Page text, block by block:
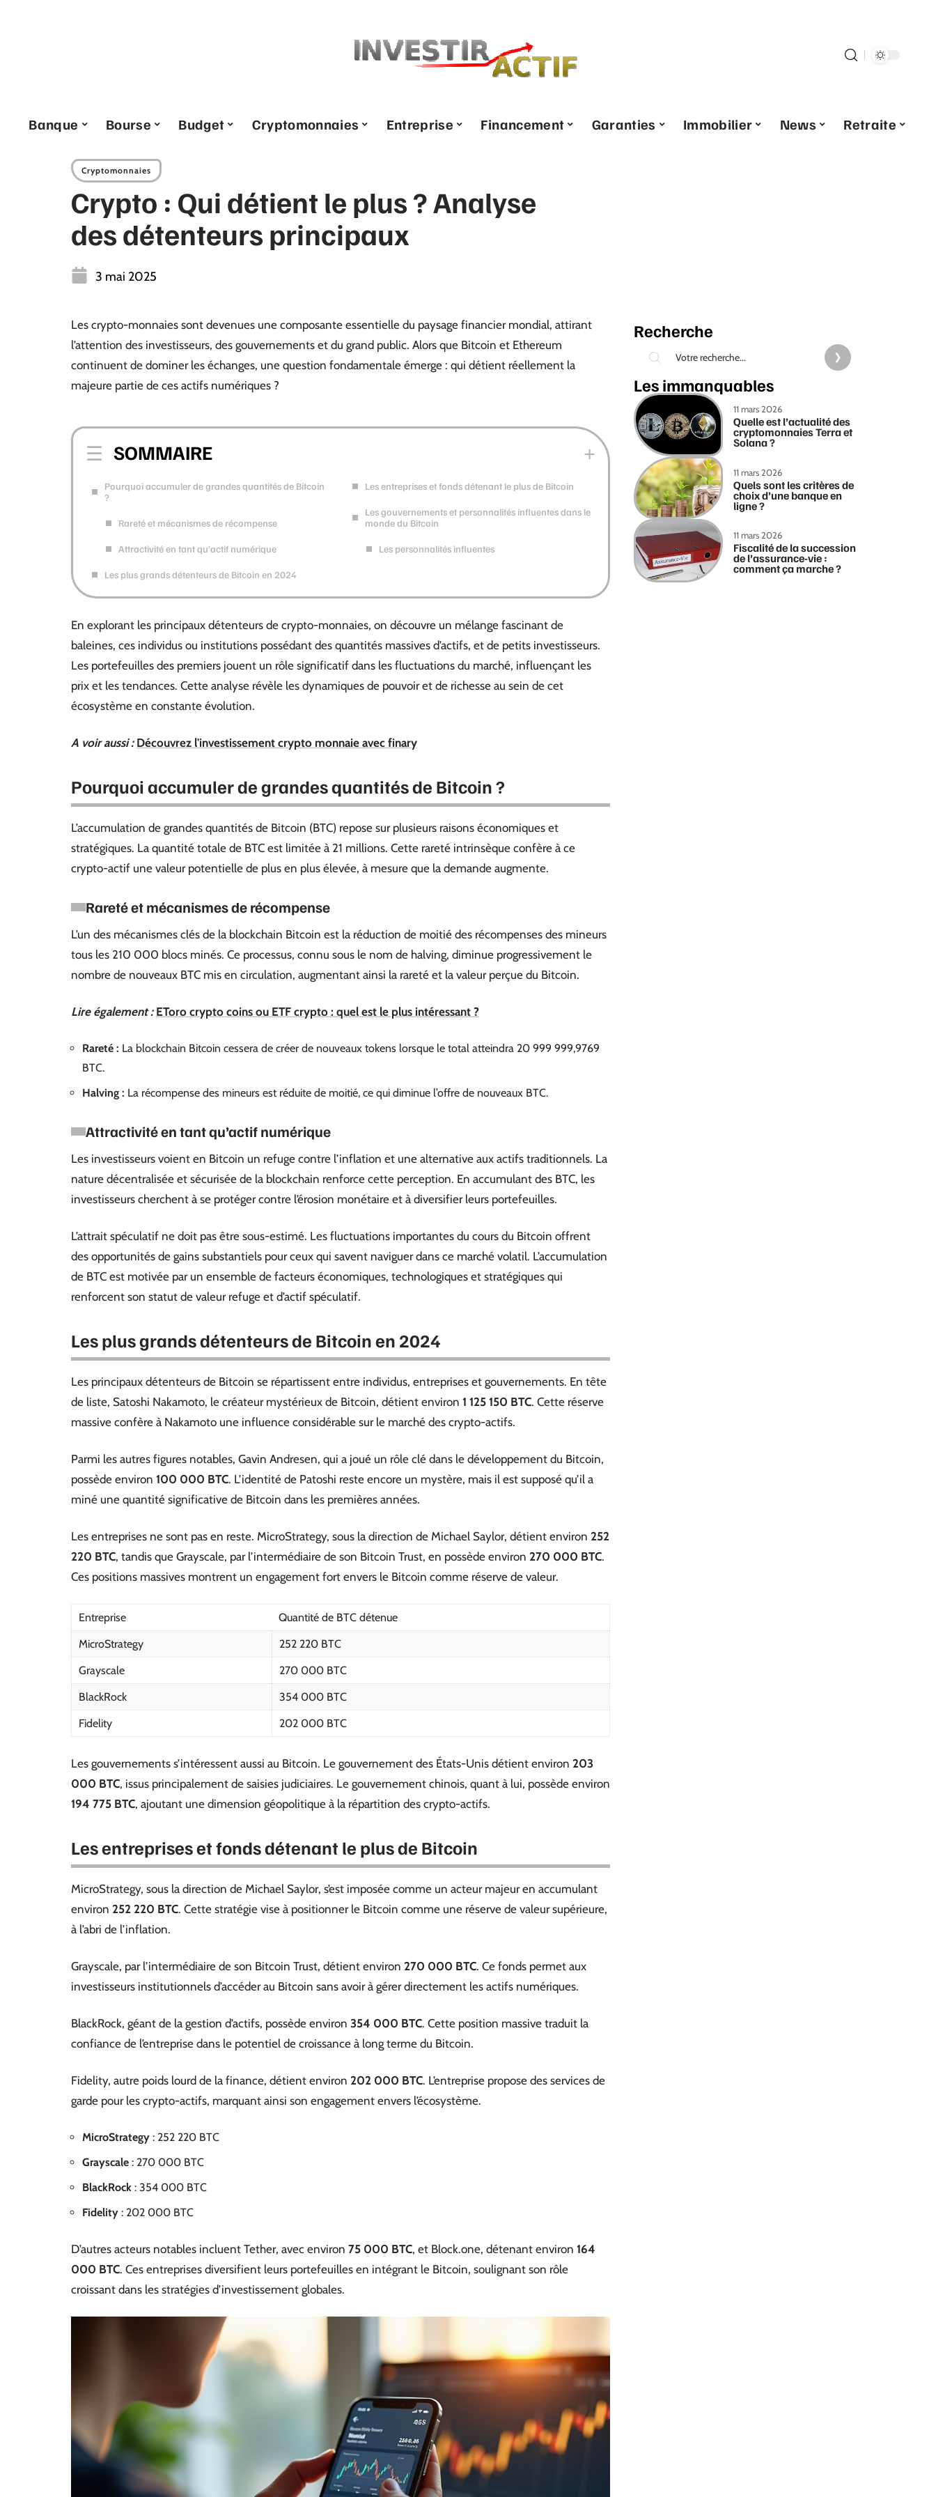
Banque Bourse Budget Cryptomonnaies Entreprise Financement Garanties Immobilier News Retraite
Cryptomonnaies
Crypto : Qui détient le plus ? Analyse
des détenteurs principaux
3 mai 2025
Les crypto-monnaies sont devenues une composante essentielle du paysage financier mondial, attirant
l’attention des investisseurs, des gouvernements et du grand public. Alors que Bitcoin et Ethereum
continuent de dominer les échanges, une question fondamentale émerge : qui détient réellement la
majeure partie de ces actifs numériques ?
SOMMAIRE
Pourquoi accumuler de grandes quantités de Bitcoin
?
Rareté et mécanismes de récompense
Attractivité en tant qu’actif numérique
Les plus grands détenteurs de Bitcoin en 2024
Les entreprises et fonds détenant le plus de Bitcoin
Les gouvernements et personnalités influentes dans le
monde du Bitcoin
Les personnalités influentes
En explorant les principaux détenteurs de crypto-monnaies, on découvre un mélange fascinant de
baleines, ces individus ou institutions possédant des quantités massives d’actifs, et de petits investisseurs.
Les portefeuilles des premiers jouent un rôle significatif dans les fluctuations du marché, influençant les
prix et les tendances. Cette analyse révèle les dynamiques de pouvoir et de richesse au sein de cet
écosystème en constante évolution.
A voir aussi : Découvrez l'investissement crypto monnaie avec finary
Pourquoi accumuler de grandes quantités de Bitcoin ?
L’accumulation de grandes quantités de Bitcoin (BTC) repose sur plusieurs raisons économiques et
stratégiques. La quantité totale de BTC est limitée à 21 millions. Cette rareté intrinsèque confère à ce
crypto-actif une valeur potentielle de plus en plus élevée, à mesure que la demande augmente.
Rareté et mécanismes de récompense
L’un des mécanismes clés de la blockchain Bitcoin est la réduction de moitié des récompenses des mineurs
tous les 210 000 blocs minés. Ce processus, connu sous le nom de halving, diminue progressivement le
nombre de nouveaux BTC mis en circulation, augmentant ainsi la rareté et la valeur perçue du Bitcoin.
Lire également : EToro crypto coins ou ETF crypto : quel est le plus intéressant ?
Rareté : La blockchain Bitcoin cessera de créer de nouveaux tokens lorsque le total atteindra 20 999 999,9769
BTC.
Halving : La récompense des mineurs est réduite de moitié, ce qui diminue l’offre de nouveaux BTC.
Attractivité en tant qu’actif numérique
Les investisseurs voient en Bitcoin un refuge contre l’inflation et une alternative aux actifs traditionnels. La
nature décentralisée et sécurisée de la blockchain renforce cette perception. En accumulant des BTC, les
investisseurs cherchent à se protéger contre l’érosion monétaire et à diversifier leurs portefeuilles.
L’attrait spéculatif ne doit pas être sous-estimé. Les fluctuations importantes du cours du Bitcoin offrent
des opportunités de gains substantiels pour ceux qui savent naviguer dans ce marché volatil. L’accumulation
de BTC est motivée par un ensemble de facteurs économiques, technologiques et stratégiques qui
renforcent son statut de valeur refuge et d’actif spéculatif.
Les plus grands détenteurs de Bitcoin en 2024
Les principaux détenteurs de Bitcoin se répartissent entre individus, entreprises et gouvernements. En tête
de liste, Satoshi Nakamoto, le créateur mystérieux de Bitcoin, détient environ 1 125 150 BTC. Cette réserve
massive confère à Nakamoto une influence considérable sur le marché des crypto-actifs.
Parmi les autres figures notables, Gavin Andresen, qui a joué un rôle clé dans le développement du Bitcoin,
possède environ 100 000 BTC. L’identité de Patoshi reste encore un mystère, mais il est supposé qu’il a
miné une quantité significative de Bitcoin dans les premières années.
Les entreprises ne sont pas en reste. MicroStrategy, sous la direction de Michael Saylor, détient environ 252
220 BTC, tandis que Grayscale, par l’intermédiaire de son Bitcoin Trust, en possède environ 270 000 BTC.
Ces positions massives montrent un engagement fort envers le Bitcoin comme réserve de valeur.
Entreprise
Quantité de BTC détenue
MicroStrategy
252 220 BTC
Grayscale
270 000 BTC
BlackRock
354 000 BTC
Fidelity
202 000 BTC
Les gouvernements s’intéressent aussi au Bitcoin. Le gouvernement des États-Unis détient environ 203
000 BTC, issus principalement de saisies judiciaires. Le gouvernement chinois, quant à lui, possède environ
194 775 BTC, ajoutant une dimension géopolitique à la répartition des crypto-actifs.
Les entreprises et fonds détenant le plus de Bitcoin
MicroStrategy, sous la direction de Michael Saylor, s’est imposée comme un acteur majeur en accumulant
environ 252 220 BTC. Cette stratégie vise à positionner le Bitcoin comme une réserve de valeur supérieure,
à l’abri de l’inflation.
Grayscale, par l’intermédiaire de son Bitcoin Trust, détient environ 270 000 BTC. Ce fonds permet aux
investisseurs institutionnels d’accéder au Bitcoin sans avoir à gérer directement les actifs numériques.
BlackRock, géant de la gestion d’actifs, possède environ 354 000 BTC. Cette position massive traduit la
confiance de l’entreprise dans le potentiel de croissance à long terme du Bitcoin.
Fidelity, autre poids lourd de la finance, détient environ 202 000 BTC. L’entreprise propose des services de
garde pour les crypto-actifs, marquant ainsi son engagement envers l’écosystème.
MicroStrategy : 252 220 BTC
Grayscale : 270 000 BTC
BlackRock : 354 000 BTC
Fidelity : 202 000 BTC
D’autres acteurs notables incluent Tether, avec environ 75 000 BTC, et Block.one, détenant environ 164
000 BTC. Ces entreprises diversifient leurs portefeuilles en intégrant le Bitcoin, soulignant son rôle
croissant dans les stratégies d’investissement globales.
Recherche
Les immanquables
11 mars 2026
Quelle est l’actualité des
cryptomonnaies Terra et
Solana ?
11 mars 2026
Quels sont les critères de
choix d’une banque en
ligne ?
11 mars 2026
Fiscalité de la succession
de l’assurance-vie :
comment ça marche ?